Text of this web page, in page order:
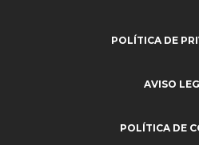
POLÍTICA DE
AVISO
POLÍTICA DE